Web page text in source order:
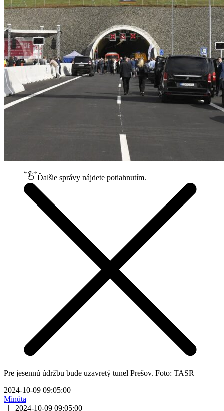
Ďalšie správy nájdete potiahnutím.
Pre jesennú údržbu bude uzavretý tunel Prešov. Foto: TASR
2024-10-09 09:05:00
Minúta
|
2024-10-09 09:05:00